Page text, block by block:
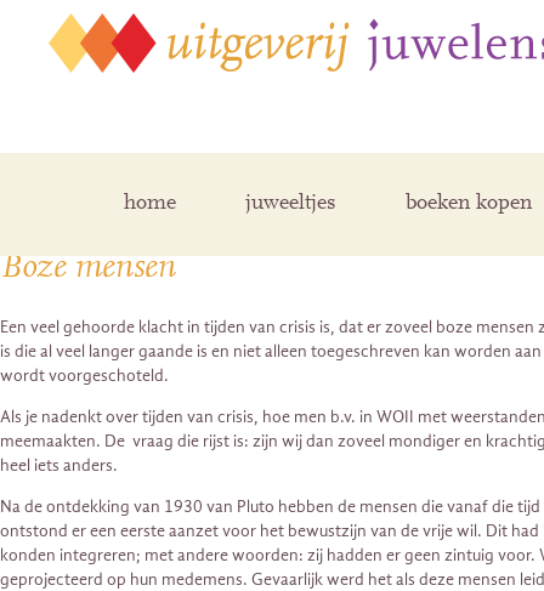
home juweeltjes boeken kopen
Posts Tagged ‘boosheid’
Boze mensen
Een veel gehoorde klacht in tijden van crisis is, dat er zoveel boze
is die al veel langer gaande is en niet alleen toegeschreven kan worden
wordt voorgeschoteld.
Als je nadenkt over tijden van crisis, hoe men b.v. in WOII met
meemaakten. De vraag die rijst is: zijn wij dan zoveel mondiger en
heel iets anders.
Na de ontdekking van 1930 van Pluto hebben de mensen die vanaf die
ontstond er een eerste aanzet voor het bewustzijn van de vrije wil. Dit
konden integreren; met andere woorden: zij hadden er geen zintuig
geprojecteerd op hun medemens. Gevaarlijk werd het als deze mensen